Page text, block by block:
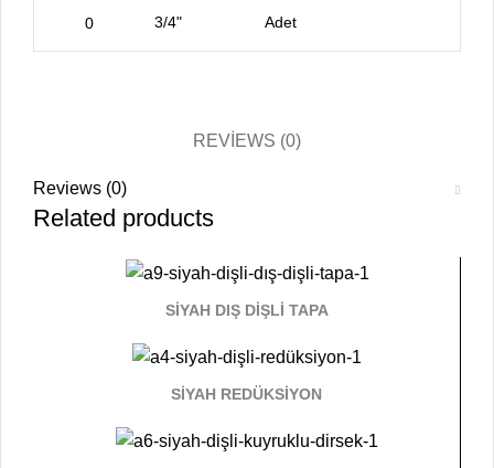
3/4" Adet
REVIEWS (0)
Reviews (0)
Related products
SİYAH DIŞ DİŞLİ TAPA
SİYAH REDÜKSİYON